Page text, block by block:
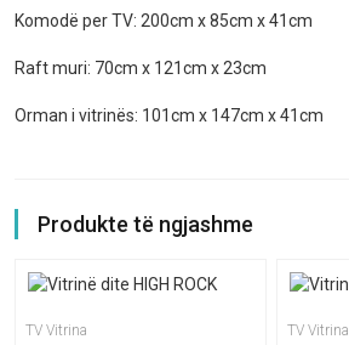
Komodë per TV: 200cm x 85cm x 41cm
Raft muri: 70cm x 121cm x 23cm
Orman i vitrinës: 101cm x 147cm x 41cm
Produkte të ngjashme
TV Vitrina
TV Vitrina